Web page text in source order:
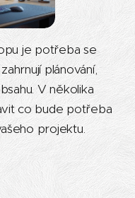
je potřeba se
plánování,
V několika
co bude potřeba
projektu.